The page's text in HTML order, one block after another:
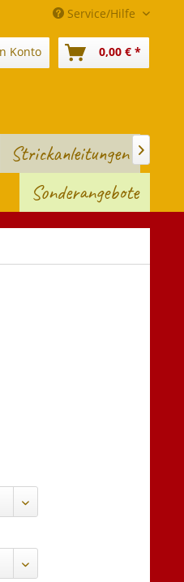
Service/Hilfe
Konto 0,00 € *
Strickanleitungen
Sonderangebote
